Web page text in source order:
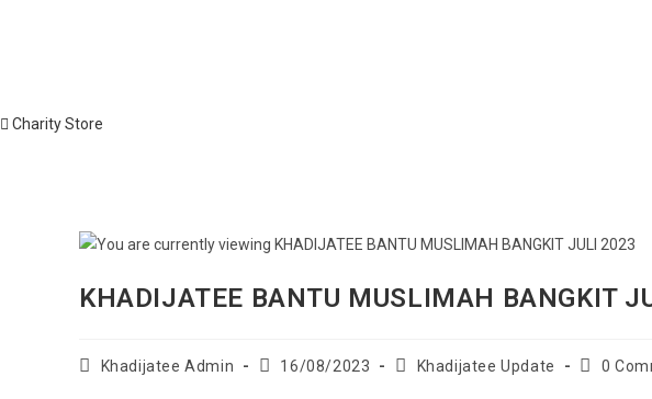
Charity Store
KHADIJATEE BANTU MUSLIMAH BANGKIT
PostKhadijatee Admin
Post16/08/2023
PostKhadijatee Update
Post
0